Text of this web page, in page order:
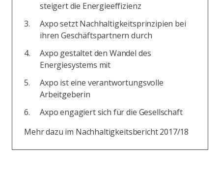
steigert die Energieeffizienz
Axpo setzt Nachhaltigkeitsprinzipien bei
ihren Geschäftspartnern durch
Axpo gestaltet den Wandel des
Energiesystems mit
Axpo ist eine verantwortungsvolle
Arbeitgeberin
Axpo engagiert sich für die Gesellschaft
Mehr dazu im Nachhaltigkeitsbericht 2017/18